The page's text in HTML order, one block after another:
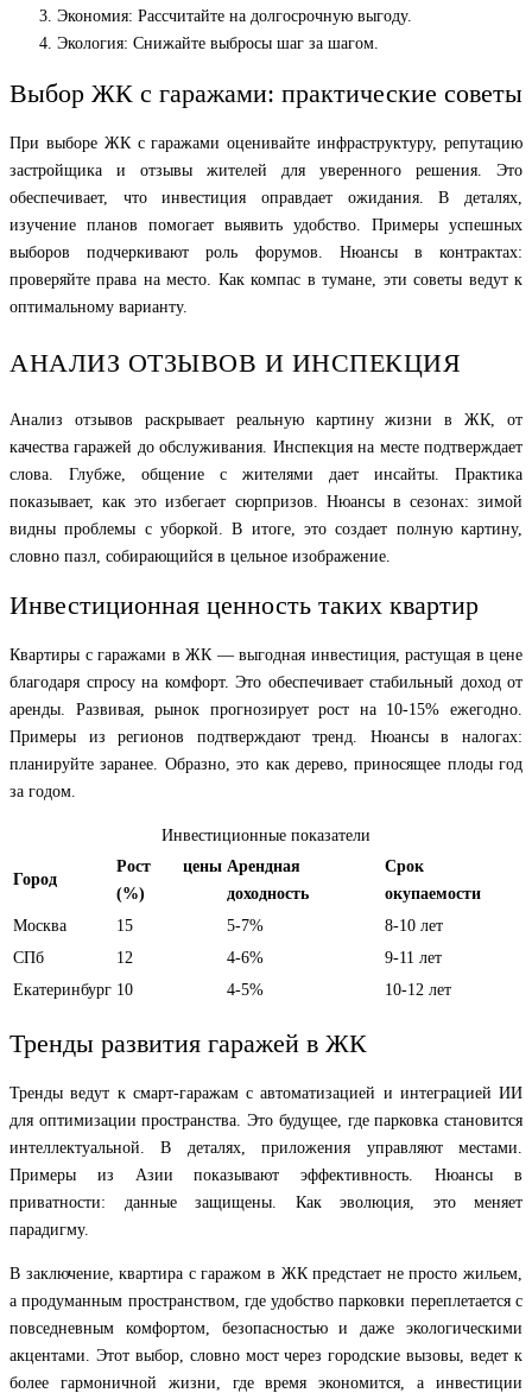
Экономия: Рассчитайте на долгосрочную выгоду.
Экология: Снижайте выбросы шаг за шагом.
Выбор ЖК с гаражами: практические советы
При выборе ЖК с гаражами оценивайте инфраструктуру, репутацию
застройщика и отзывы жителей для уверенного решения. Это
обеспечивает, что инвестиция оправдает ожидания. В деталях,
изучение планов помогает выявить удобство. Примеры успешных
выборов подчеркивают роль форумов. Нюансы в контрактах:
проверяйте права на место. Как компас в тумане, эти советы ведут к
оптимальному варианту.
АНАЛИЗ ОТЗЫВОВ И ИНСПЕКЦИЯ
Анализ отзывов раскрывает реальную картину жизни в ЖК, от
качества гаражей до обслуживания. Инспекция на месте подтверждает
слова. Глубже, общение с жителями дает инсайты. Практика
показывает, как это избегает сюрпризов. Нюансы в сезонах: зимой
видны проблемы с уборкой. В итоге, это создает полную картину,
словно пазл, собирающийся в цельное изображение.
Инвестиционная ценность таких квартир
Квартиры с гаражами в ЖК — выгодная инвестиция, растущая в цене
благодаря спросу на комфорт. Это обеспечивает стабильный доход от
аренды. Развивая, рынок прогнозирует рост на 10-15% ежегодно.
Примеры из регионов подтверждают тренд. Нюансы в налогах:
планируйте заранее. Образно, это как дерево, приносящее плоды год
за годом.
Инвестиционные показатели
Город
Рост цены
(%)
Арендная
доходность
Срок
окупаемости
Москва
15 5-7%
8-10 лет
СПб
12 4-6%
9-11 лет
Екатеринбург 10 4-5% 10-12 лет
Тренды развития гаражей в ЖК
Тренды ведут к смарт-гаражам с автоматизацией и интеграцией ИИ
для оптимизации пространства. Это будущее, где парковка становится
интеллектуальной. В деталях, приложения управляют местами.
Примеры из Азии показывают эффективность. Нюансы в
приватности: данные защищены. Как эволюция, это меняет
парадигму.
В заключение, квартира с гаражом в ЖК предстает не просто жильем,
а продуманным пространством, где удобство парковки переплетается с
повседневным комфортом, безопасностью и даже экологическими
акцентами. Этот выбор, словно мост через городские вызовы, ведет к
более гармоничной жизни, где время экономится, а инвестиции